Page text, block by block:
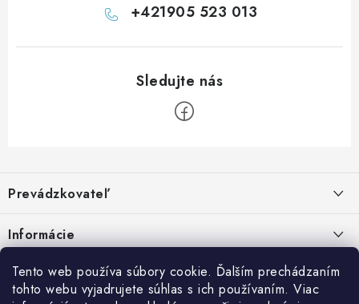
Tento web používa súbory cookie. Ďalším prechádzaním
tohto webu vyjadrujete súhlas s ich používaním. Viac
+421905 523 013
p
ä
t
Prevádzkovateľ
Malinová 49
IČO: 34670602
Informácie
Kontakty
Doprava a platba
Facebook